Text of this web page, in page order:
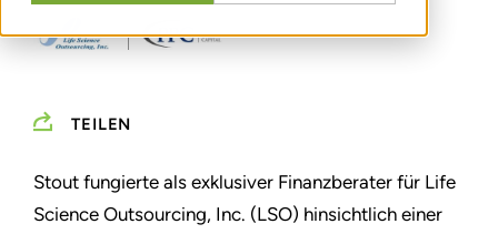
TEILEN
Stout fungierte als exklusiver Finanzberater für Life
Science Outsourcing, Inc. (LSO) hinsichtlich einer